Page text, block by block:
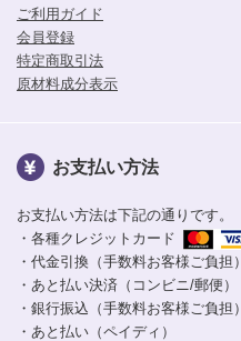
ご利用ガイド
会員登録
特定商取引法
原材料成分表示
お支払い方法
お支払い方法は下記の通りです。
・各種クレジットカード
・代金引換（手数料お客様ご負担）
・あと払い決済（コンビニ/郵便）
・銀行振込（手数料お客様ご負担）
・あと払い（ペイディ）